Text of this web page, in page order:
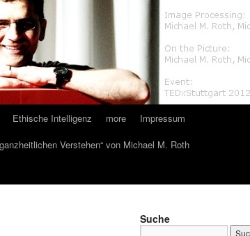
Ethische Intelligenz more
Impressum
Verstehen“ von Michael M. Roth
Suche